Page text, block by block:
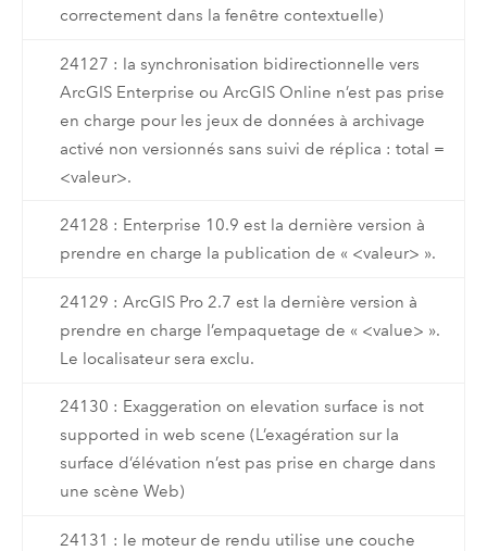
correctement dans la fenêtre contextuelle)
24127 : la synchronisation bidirectionnelle vers
ArcGIS Enterprise ou ArcGIS Online n’est pas prise
en charge pour les jeux de données à archivage
activé non versionnés sans suivi de réplica : total =
<valeur>.
24128 : Enterprise 10.9 est la dernière version à
prendre en charge la publication de « <valeur> ».
24129 : ArcGIS Pro 2.7 est la dernière version à
prendre en charge l’empaquetage de « <value> ».
Le localisateur sera exclu.
24130 : Exaggeration on elevation surface is not
supported in web scene (L’exagération sur la
surface d’élévation n’est pas prise en charge dans
une scène Web)
24131 : le moteur de rendu utilise une couche